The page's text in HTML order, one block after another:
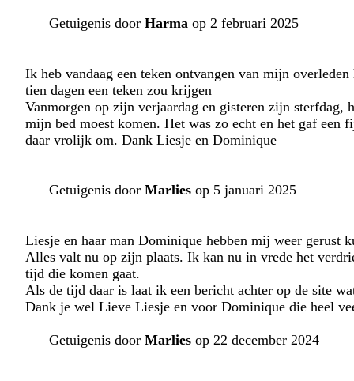
Getuigenis door Harma op 2 februari 2025
Ik heb vandaag een teken ontvangen van mijn
tien dagen een teken zou krijgen
Vanmorgen op zijn verjaardag en gisteren zijn
mijn bed moest komen. Het was zo echt en het gaf een
daar vrolijk om. Dank Liesje en Dominique
Getuigenis door Marlies op 5 januari 2025
Liesje en haar man Dominique hebben mij weer gerust
Alles valt nu op zijn plaats. Ik kan nu in vrede het
tijd die komen gaat.
Als de tijd daar is laat ik een bericht achter op de site
Dank je wel Lieve Liesje en voor Dominique die heel
Getuigenis door Marlies op 22 december 2024